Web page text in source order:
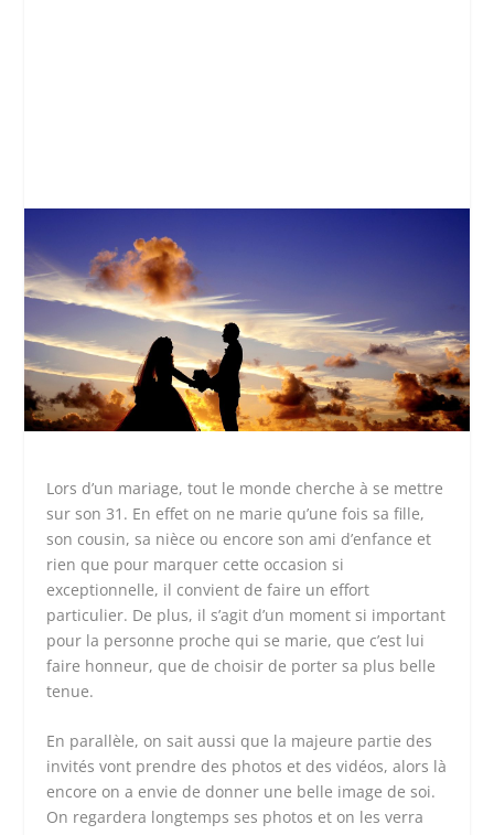
Lors d’un mariage, tout le monde cherche à se mettre
sur son 31. En effet on ne marie qu’une fois sa fille,
son cousin, sa nièce ou encore son ami d’enfance et
rien que pour marquer cette occasion si
exceptionnelle, il convient de faire un effort
particulier. De plus, il s’agit d’un moment si important
pour la personne proche qui se marie, que c’est lui
faire honneur, que de choisir de porter sa plus belle
tenue.
En parallèle, on sait aussi que la majeure partie des
invités vont prendre des photos et des vidéos, alors là
encore on a envie de donner une belle image de soi.
On regardera longtemps ses photos et on les verra